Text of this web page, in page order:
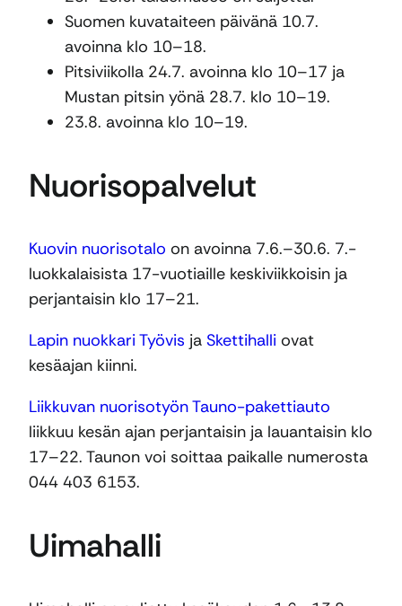
Suomen kuvataiteen päivänä 10.7.
avoinna klo 10–18.
Pitsiviikolla 24.7. avoinna klo 10–17 ja
Mustan pitsin yönä 28.7. klo 10–19.
23.8. avoinna klo 10–19.
Nuorisopalvelut
Kuovin nuorisotalo on avoinna 7.6.–30.6. 7.-
luokkalaisista 17-vuotiaille keskiviikkoisin ja
perjantaisin klo 17–21.
Lapin nuokkari Työvis ja Skettihalli ovat
kesäajan kiinni.
Liikkuvan nuorisotyön Tauno-pakettiauto
liikkuu kesän ajan perjantaisin ja lauantaisin klo
17–22. Taunon voi soittaa paikalle numerosta
044 403 6153.
Uimahalli